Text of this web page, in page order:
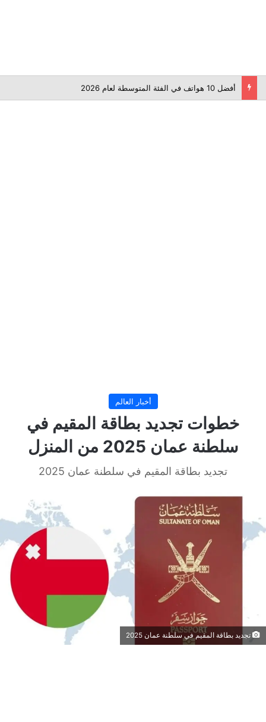
أفضل 10 هواتف في الفئة المتوسطة لعام 2026
أخبار العالم
خطوات تجديد بطاقة المقيم في
سلطنة عمان 2025 من المنزل
تجديد بطاقة المقيم في سلطنة عمان 2025
تجديد بطاقة المقيم في سلطنة عمان 2025